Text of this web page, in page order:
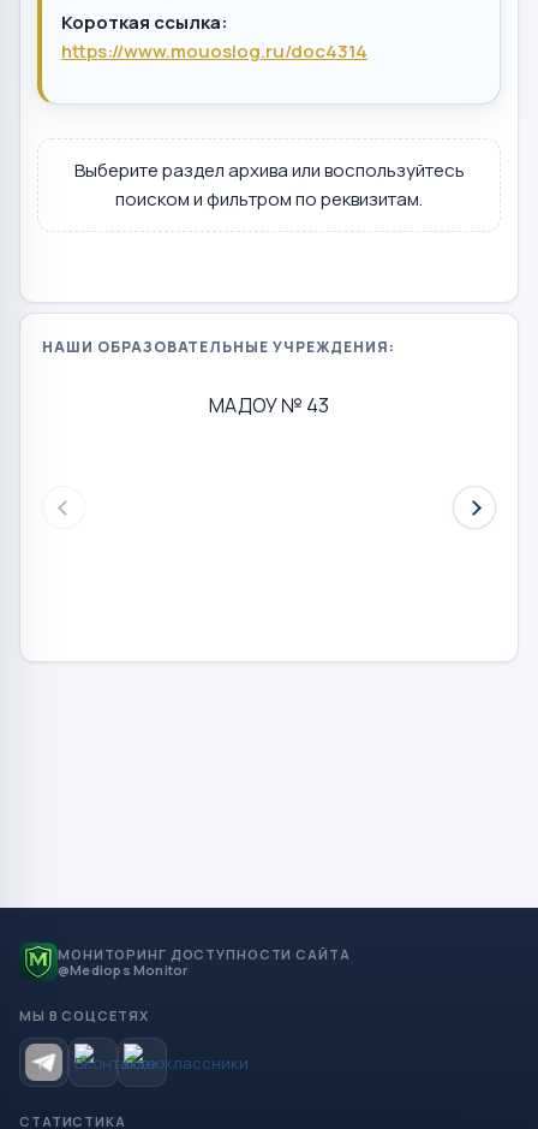
Короткая ссылка:
https://www.mouoslog.ru/doc4314
Выберите раздел архива или воспользуйтесь
поиском и фильтром по реквизитам.
НАШИ ОБРАЗОВАТЕЛЬНЫЕ УЧРЕЖДЕНИЯ:
МАДОУ № 43
МОНИТОРИНГ ДОСТУПНОСТИ САЙТА
@Mediops Monitor
МЫ В СОЦСЕТЯХ
СТАТИСТИКА